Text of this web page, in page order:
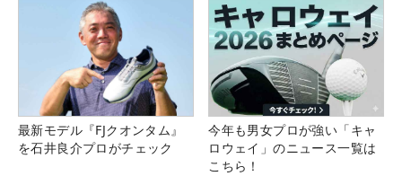
最新モデル『FJクオンタム』
を石井良介プロがチェック
今年も男女プロが強い「キャ
ロウェイ」のニュース一覧は
こちら！